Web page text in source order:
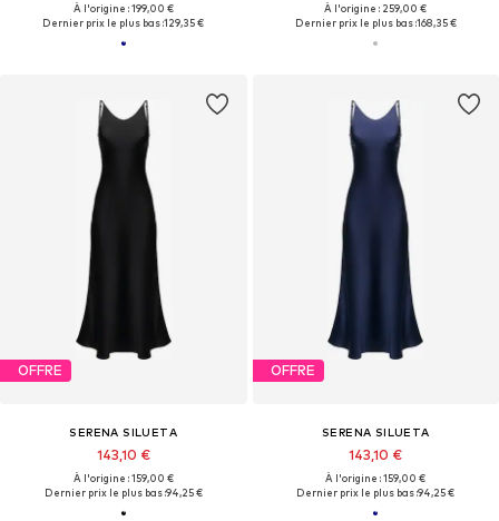
À l'origine : 199,00 €
Dernier prix le plus bas :129,35 €
À l'origine : 259,00 €
Dernier prix le plus bas :168,35 €
OFFRE
SERENA SILUETA
143,10 €
À l'origine : 159,00 €
Dernier prix le plus bas :94,25 €
OFFRE
SERENA SILUETA
143,10 €
À l'origine : 159,00 €
Dernier prix le plus bas :94,25 €